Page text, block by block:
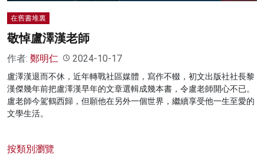
在舊書堆裏
敬悼盧澤漢老師
作者: 鄭明仁 2024-10-17
盧澤漢退而不休，近年轉戰社區媒體，寫作不輟，初文出版社社長黎
漢傑幾年前把盧澤漢早年的文章選輯成幾本書，令盧老師開心不已。
盧老師今駕鶴西歸，但願他在另外一個世界，繼續享受他一生至愛的
文學生活。
按類別瀏覽